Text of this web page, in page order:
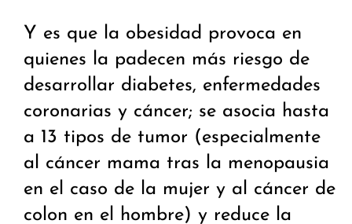
Y es que la obesidad provoca en
quienes la padecen más riesgo de
desarrollar diabetes, enfermedades
coronarias y cáncer; se asocia hasta
a 13 tipos de tumor (especialmente
al cáncer mama tras la menopausia
en el caso de la mujer y al cáncer de
colon en el hombre) y reduce la